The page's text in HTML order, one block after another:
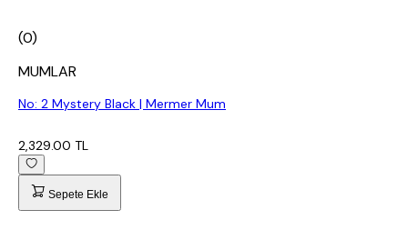
(0)
MUMLAR
No: 2 Mystery Black | Mermer Mum
2,329.00 TL
Sepete Ekle